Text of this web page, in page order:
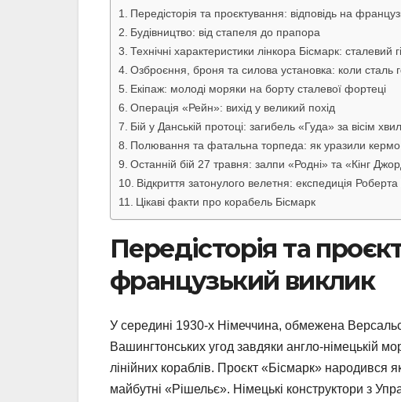
Передісторія та проєктування: відповідь на
Будівництво: від стапеля до прапора
Технічні характеристики лінкора Бісмарк: сталевий
Озброєння, броня та силова установка: коли сталь
Екіпаж: молоді моряки на борту сталевої фортеці
Операція «Рейн»: вихід у великий похід
Бій у Данській протоці: загибель «Гуда» за вісім
Полювання та фатальна торпеда: як уразили кермо
Останній бій 27 травня: залпи «Родні» та «Кінг
Відкриття затонулого велетня: експедиція
Цікаві факти про корабель Бісмарк
Передісторія та
французький виклик
У середині 1930-х Німеччина, обмежена
Вашингтонських угод завдяки англо-німецькій
лінійних кораблів. Проєкт «Бісмарк» народився
майбутні «Рішельє». Німецькі конструктори з